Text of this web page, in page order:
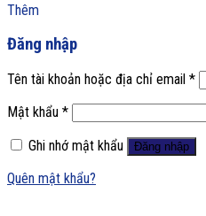
Thêm
Đăng nhập
Tên tài khoản hoặc địa chỉ email *
Mật khẩu *
Ghi nhớ mật khẩu
Đăng nhập
Quên mật khẩu?